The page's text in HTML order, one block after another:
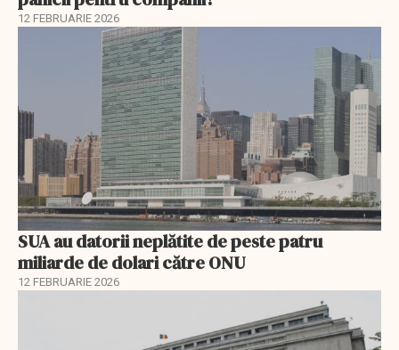
12 FEBRUARIE 2026
SUA au datorii neplătite de peste patru
miliarde de dolari către ONU
12 FEBRUARIE 2026